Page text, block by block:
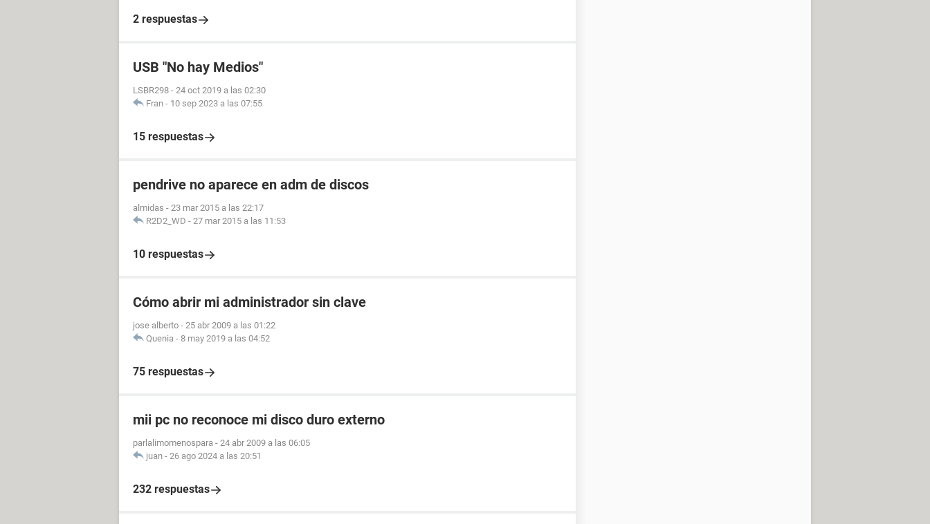
2 respuestas
USB "No hay Medios"
LSBR298 - 24 oct 2019 a las 02:30
Fran - 10 sep 2023 a las 07:55
15 respuestas
pendrive no aparece en adm de discos
almidas - 23 mar 2015 a las 22:17
R2D2_WD - 27 mar 2015 a las 11:53
10 respuestas
Cómo abrir mi administrador sin clave
jose alberto - 25 abr 2009 a las 01:22
Quenia - 8 may 2019 a las 04:52
75 respuestas
mii pc no reconoce mi disco duro externo
parlalimomenospara - 24 abr 2009 a las 06:05
juan - 26 ago 2024 a las 20:51
232 respuestas